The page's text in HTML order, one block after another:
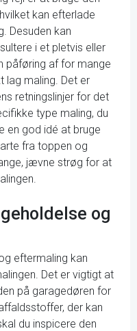
kan efterlade
Desuden kan
i et pletvis eller
påføring af for mange
lag maling. Det er
retningslinjer for det
type maling, du
en god idé at bruge
fra toppen og
jævne strøg for at
og
eftermaling kan
Det er vigtigt at
på garagedøren for
der kan
du inspicere den